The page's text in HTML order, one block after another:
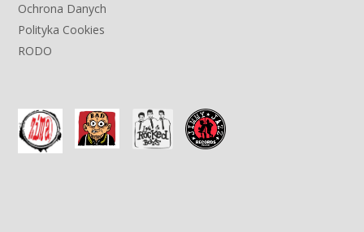
Ochrona Danych
Polityka Cookies
RODO